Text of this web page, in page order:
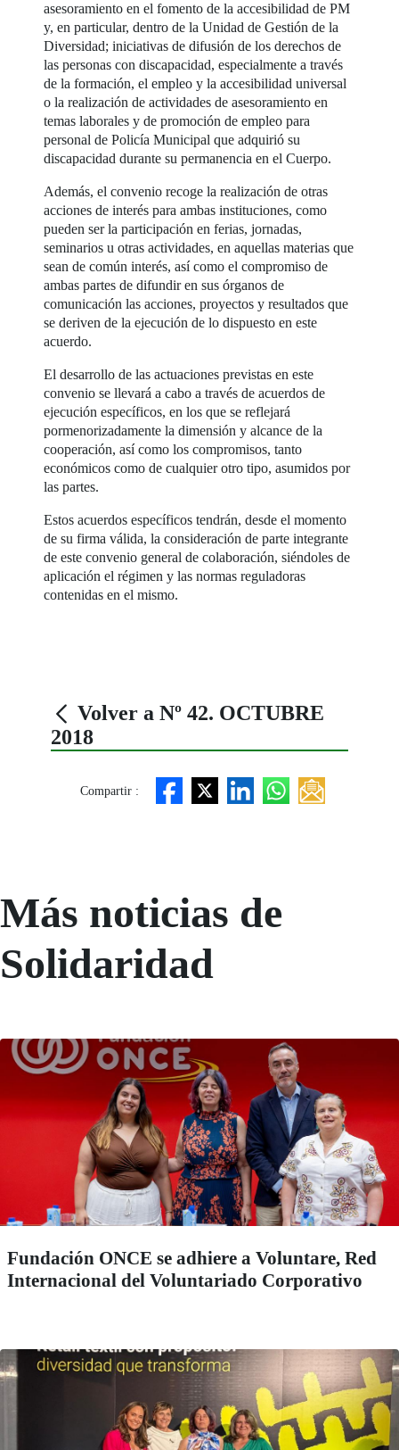
asesoramiento en el fomento de la accesibilidad de PM
y, en particular, dentro de la Unidad de Gestión de la
Diversidad; iniciativas de difusión de los derechos de
las personas con discapacidad, especialmente a través
de la formación, el empleo y la accesibilidad universal
o la realización de actividades de asesoramiento en
temas laborales y de promoción de empleo para
personal de Policía Municipal que adquirió su
discapacidad durante su permanencia en el Cuerpo.
Además, el convenio recoge la realización de otras
acciones de interés para ambas instituciones, como
pueden ser la participación en ferias, jornadas,
seminarios u otras actividades, en aquellas materias que
sean de común interés, así como el compromiso de
ambas partes de difundir en sus órganos de
comunicación las acciones, proyectos y resultados que
se deriven de la ejecución de lo dispuesto en este
acuerdo.
El desarrollo de las actuaciones previstas en este
convenio se llevará a cabo a través de acuerdos de
ejecución específicos, en los que se reflejará
pormenorizadamente la dimensión y alcance de la
cooperación, así como los compromisos, tanto
económicos como de cualquier otro tipo, asumidos por
las partes.
Estos acuerdos específicos tendrán, desde el momento
de su firma válida, la consideración de parte integrante
de este convenio general de colaboración, siéndoles de
aplicación el régimen y las normas reguladoras
contenidas en el mismo.
Volver a Nº 42. OCTUBRE
2018
Compartir :
Más noticias de
Solidaridad
Fundación ONCE se adhiere a Voluntare, Red
Internacional del Voluntariado Corporativo